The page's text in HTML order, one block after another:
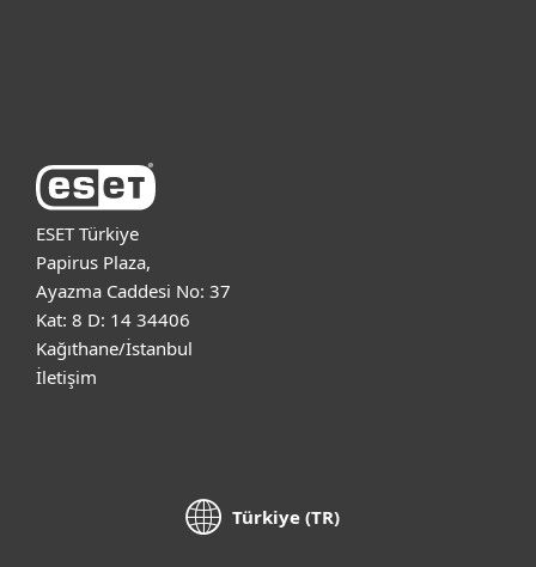
ESET Türkiye
Papirus Plaza,
Ayazma Caddesi No: 37
Kat: 8 D: 14 34406
Kağıthane/İstanbul
İletişim
Türkiye (TR)